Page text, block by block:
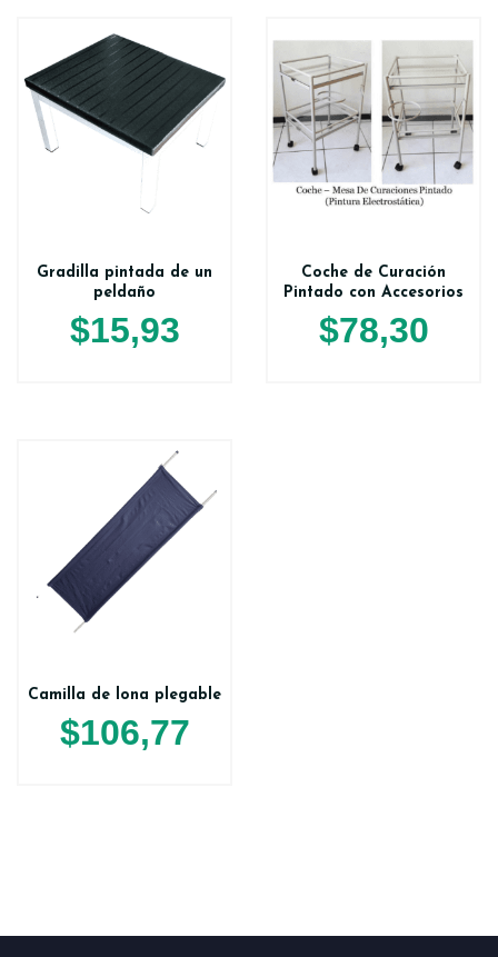
Gradilla pintada de un
peldaño
$15,93
Coche de Curación
Pintado con Accesorios
$78,30
Camilla de lona plegable
$106,77